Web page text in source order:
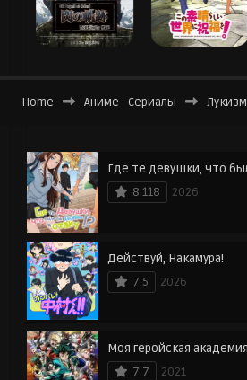
Home Аниме - Сериалы Лукизм
8.118
2026
Действуй, Накамура!
7.5
2026
7.7
2021